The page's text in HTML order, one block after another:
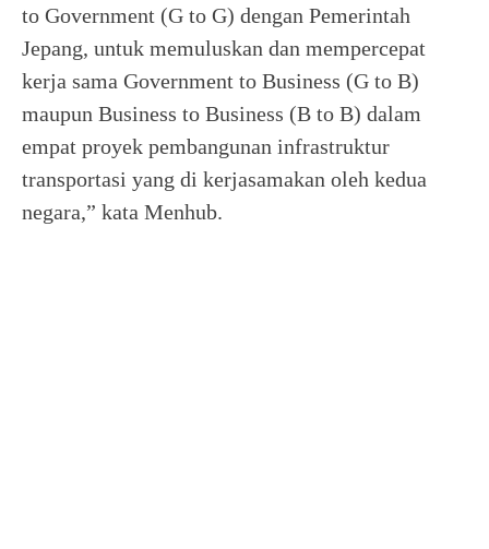
to Government (G to G) dengan Pemerintah
Jepang, untuk memuluskan dan mempercepat
kerja sama Government to Business (G to B)
maupun Business to Business (B to B) dalam
empat proyek pembangunan infrastruktur
transportasi yang di kerjasamakan oleh kedua
negara,” kata Menhub.